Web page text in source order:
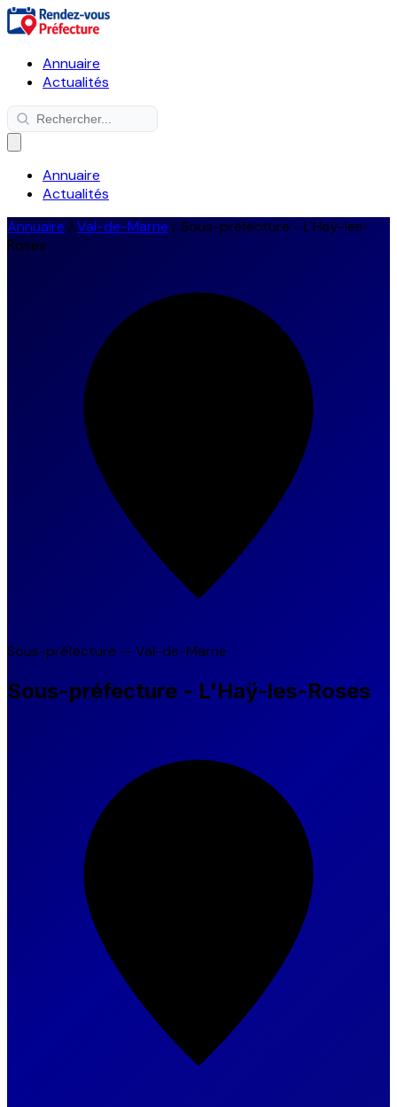
Annuaire
Actualités
Annuaire
Actualités
Annuaire /Val-de-Marne / Sous-préfecture - L'Haÿ-les-
Roses
Sous-préfecture — Val-de-Marne
Sous-préfecture - L'Haÿ-les-Roses